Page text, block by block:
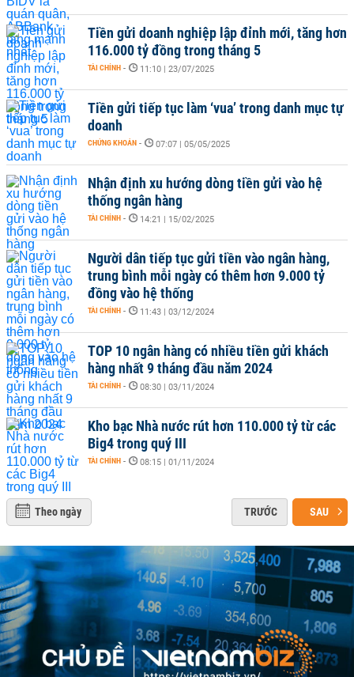
Tiền gửi doanh nghiệp lập đỉnh mới, tăng hơn
116.000 tỷ đồng trong tháng 5
TÀI CHÍNH - 11:10 | 23/07/2025
Tiền gửi tiếp tục làm ‘vua’ trong danh mục tự
doanh
CHỨNG KHOÁN - 07:07 | 05/05/2025
Nhận định xu hướng dòng tiền gửi vào hệ
thống ngân hàng
TÀI CHÍNH - 14:21 | 15/02/2025
Người dân tiếp tục gửi tiền vào ngân hàng,
trung bình mỗi ngày có thêm hơn 9.000 tỷ
đồng vào hệ thống
TÀI CHÍNH - 11:43 | 03/12/2024
TOP 10 ngân hàng có nhiều tiền gửi khách
hàng nhất 9 tháng đầu năm 2024
TÀI CHÍNH - 08:30 | 03/11/2024
Kho bạc Nhà nước rút hơn 110.000 tỷ từ các
Big4 trong quý III
TÀI CHÍNH - 08:15 | 01/11/2024
Theo ngày TRƯỚC SAU